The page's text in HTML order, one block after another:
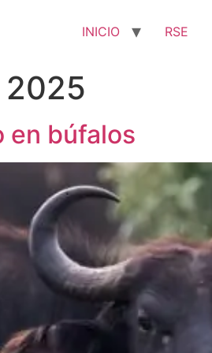
INICIO RSE
2025
en búfalos